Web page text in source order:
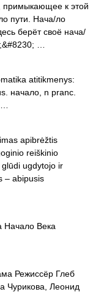
примыкающее к этой
пути. Нача/ло
берёт своё нача/
…
atitikmenys:
начало, n pranc.
apibrėžtis
reiškinio
ugdytojo ir
– abipusis
Века
Режиссёр Глеб
Чурикова, Леонид